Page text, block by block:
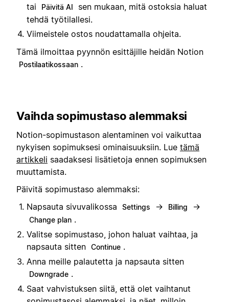
tai Päivitä AI
sen mukaan, mitä ostoksia haluat
tehdä työtilallesi.
Viimeistele ostos noudattamalla ohjeita.
Tämä ilmoittaa pyynnön esittäjille heidän Notion
Postilaatikossaan .
Vaihda sopimustaso alemmaksi
Notion-sopimustason alentaminen voi vaikuttaa
nykyisen sopimuksesi ominaisuuksiin. Lue tämä
artikkeli saadaksesi lisätietoja ennen sopimuksen
muuttamista.
Päivitä sopimustaso alemmaksi:
Napsauta sivuvalikossa
Settings → Billing →
Change plan .
Valitse sopimustaso, johon haluat vaihtaa, ja
napsauta sitten Continue .
Anna meille palautetta ja napsauta sitten
Downgrade .
Saat vahvistuksen siitä, että olet vaihtanut